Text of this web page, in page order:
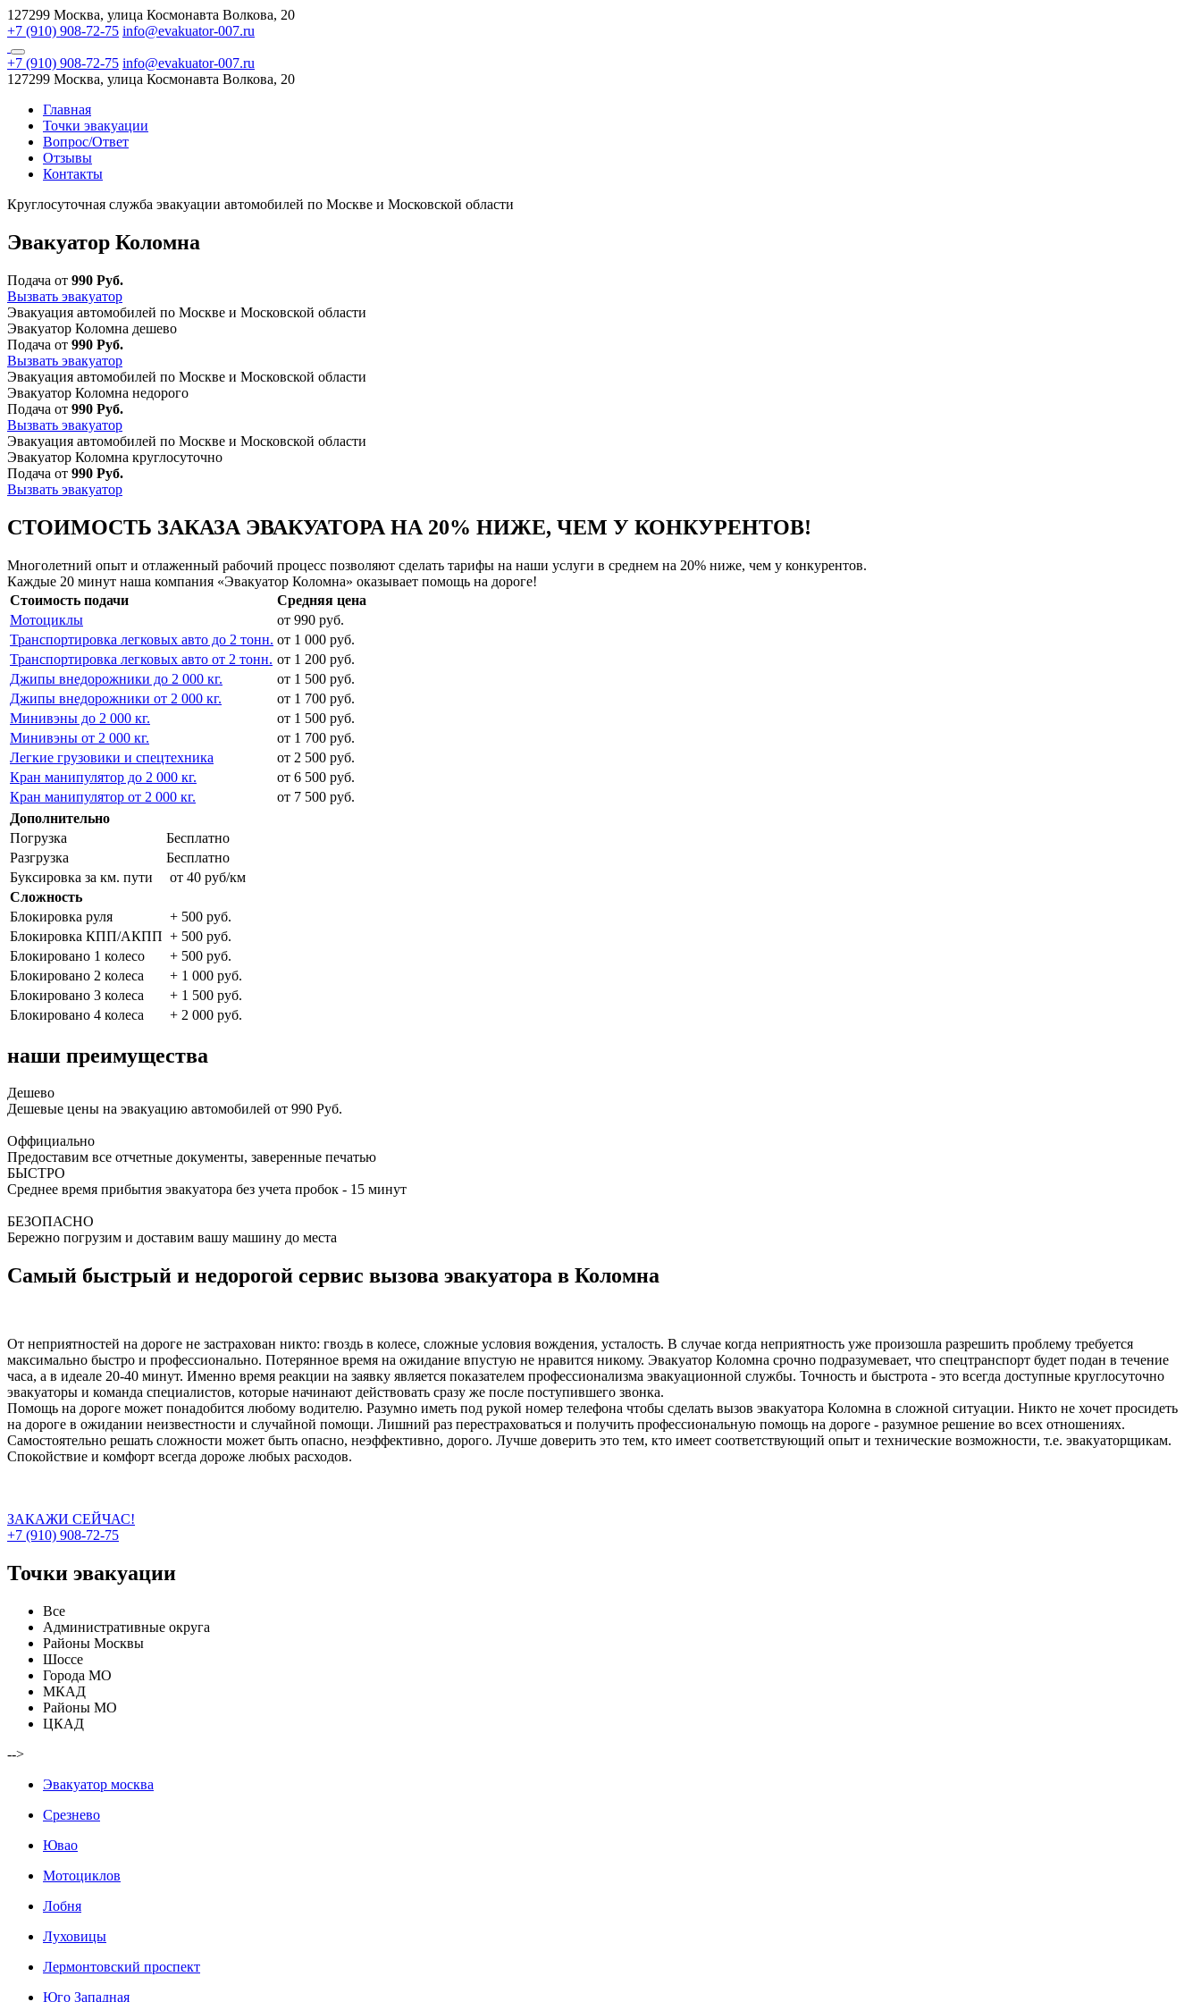
127299 Москва, улица Космонавта Волкова, 20
+7 (910) 908-72-75 info@evakuator-007.ru
+7 (910) 908-72-75 info@evakuator-007.ru
127299 Москва, улица Космонавта Волкова, 20
Главная
Точки эвакуации
Вопрос/Ответ
Отзывы
Контакты
Круглосуточная служба эвакуации автомобилей по Москве и Московской области
Эвакуатор Коломна
Подача от 990 Руб.
Вызвать эвакуатор
Эвакуация автомобилей по Москве и Московской области
Эвакуатор Коломна дешево
Подача от 990 Руб.
Вызвать эвакуатор
Эвакуация автомобилей по Москве и Московской области
Эвакуатор Коломна недорого
Подача от 990 Руб.
Вызвать эвакуатор
Эвакуация автомобилей по Москве и Московской области
Эвакуатор Коломна круглосуточно
Подача от 990 Руб.
Вызвать эвакуатор
СТОИМОСТЬ ЗАКАЗА ЭВАКУАТОРА НА 20% НИЖЕ, ЧЕМ У КОНКУРЕНТОВ!
Многолетний опыт и отлаженный рабочий процесс позволяют сделать тарифы на наши услуги в среднем на 20% ниже, чем у конкурентов.
Каждые 20 минут наша компания «Эвакуатор Коломна» оказывает помощь на дороге!
Стоимость подачи
Средняя цена
Мотоциклы
от 990 руб.
Транспортировка легковых авто до 2 тонн. от 1 000 руб.
Транспортировка легковых авто от 2 тонн. от 1 200 руб.
Джипы внедорожники до 2 000 кг.
от 1 500 руб.
Джипы внедорожники от 2 000 кг.
от 1 700 руб.
Минивэны до 2 000 кг.
от 1 500 руб.
Минивэны от 2 000 кг.
от 1 700 руб.
Легкие грузовики и спецтехника
от 2 500 руб.
Кран манипулятор до 2 000 кг.
от 6 500 руб.
Кран манипулятор от 2 000 кг.
от 7 500 руб.
Дополнительно
Погрузка
Бесплатно
Разгрузка
Бесплатно
Буксировка за км. пути
от 40 руб/км
Сложность
Блокировка руля
+ 500 руб.
Блокировка КПП/АКПП + 500 руб.
Блокировано 1 колесо
+ 500 руб.
Блокировано 2 колеса
+ 1 000 руб.
Блокировано 3 колеса
+ 1 500 руб.
Блокировано 4 колеса
+ 2 000 руб.
наши преимущества
Дешево
Дешевые цены на эвакуацию автомобилей от 990 Руб.
Оффициально
Предоставим все отчетные документы, заверенные печатью
БЫСТРО
Среднее время прибытия эвакуатора без учета пробок - 15 минут
БЕЗОПАСНО
Бережно погрузим и доставим вашу машину до места
Самый быстрый и недорогой сервис вызова эвакуатора в Коломна
От неприятностей на дороге не застрахован никто: гвоздь в колесе, сложные условия вождения, усталость. В случае когда неприятность уже произошла разрешить проблему требуется
максимально быстро и профессионально. Потерянное время на ожидание впустую не нравится никому. Эвакуатор Коломна срочно подразумевает, что спецтранспорт будет подан в течение
часа, а в идеале 20-40 минут. Именно время реакции на заявку является показателем профессионализма эвакуационной службы. Точность и быстрота - это всегда доступные круглосуточно
эвакуаторы и команда специалистов, которые начинают действовать сразу же после поступившего звонка.
Помощь на дороге может понадобится любому водителю. Разумно иметь под рукой номер телефона чтобы сделать вызов эвакуатора Коломна в сложной ситуации. Никто не хочет просидеть
на дороге в ожидании неизвестности и случайной помощи. Лишний раз перестраховаться и получить профессиональную помощь на дороге - разумное решение во всех отношениях.
Самостоятельно решать сложности может быть опасно, неэффективно, дорого. Лучше доверить это тем, кто имеет соответствующий опыт и технические возможности, т.е. эвакуаторщикам.
Спокойствие и комфорт всегда дороже любых расходов.
ЗАКАЖИ СЕЙЧАС!
+7 (910) 908-72-75
Точки эвакуации
Все
Административные округа
Районы Москвы
Шоссе
Города МО
МКАД
Районы МО
ЦКАД
-->
Эвакуатор москва
Срезнево
Ювао
Мотоциклов
Лобня
Луховицы
Лермонтовский проспект
Юго Западная